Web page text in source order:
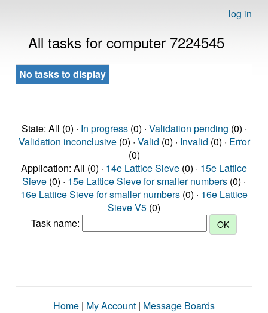
log in
All tasks for computer 7224545
No tasks to display
State: All (0) · In progress(0) · Validation pending (0) ·
Validation inconclusive(0) · Valid (0) · Invalid (0) · Error
(0)
Application: All (0) · 14e Lattice Sieve (0) · 15e Lattice
Sieve (0) · 15e Lattice Sieve for smaller numbers (0) ·
16e Lattice Sieve for smaller numbers (0) · 16e Lattice
Sieve V5 (0)
Task name:
Home | My Account | Message Boards